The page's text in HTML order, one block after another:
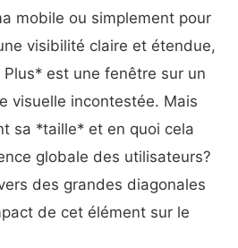
mobile ou simplement pour
visibilité claire et étendue,
Plus* est une fenêtre sur un
visuelle incontestée. Mais
sa *taille* et en quoi cela
globale des utilisateurs?
des grandes diagonales
de cet élément sur le